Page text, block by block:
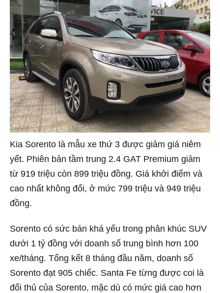
Kia Sorento là mẫu xe thứ 3 được giảm giá niêm
yết. Phiên bản tầm trung 2.4 GAT Premium giảm
từ 919 triệu còn 899 triệu đồng. Giá khởi điểm và
cao nhất không đổi, ở mức 799 triệu và 949 triệu
đồng.
Sorento có sức bán khá yếu trong phân khúc SUV
dưới 1 tỷ đồng với doanh số trung bình hơn 100
xe/tháng. Tổng kết 8 tháng đầu năm, doanh số
Sorento đạt 905 chiếc. Santa Fe từng được coi là
đối thủ của Sorento, mặc dù có mức giá cao hơn